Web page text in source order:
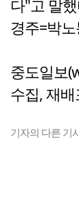
다"고 말
경주=박
중도일보
수집, 재배
기자의 다른 기